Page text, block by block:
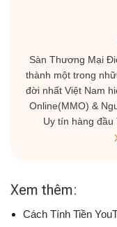
Sàn Thương Mại
thành một trong
đời nhất Việt Nam
Online(MMO) &
Uy tín hàng đầu
Xem thêm:
Cách Tính Tiền